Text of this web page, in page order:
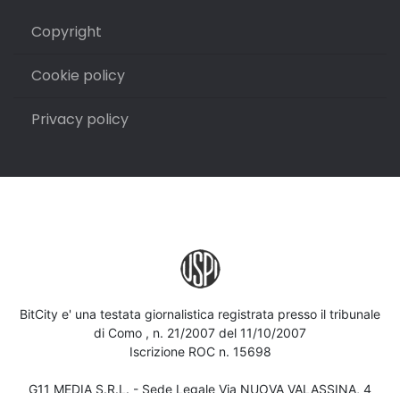
Copyright
Cookie policy
Privacy policy
BitCity e' una testata giornalistica registrata presso il tribunale
di Como , n. 21/2007 del 11/10/2007
Iscrizione ROC n. 15698
G11 MEDIA S.R.L. - Sede Legale Via NUOVA VALASSINA, 4